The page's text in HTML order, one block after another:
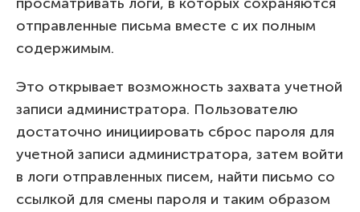
отправленные письма вместе с их полным
содержимым.
Это открывает возможность захвата учетной
записи администратора. Пользователю
достаточно инициировать сброс пароля для
учетной записи администратора, затем войти
в логи отправленных писем, найти письмо со
ссылкой для смены пароля и таким образом